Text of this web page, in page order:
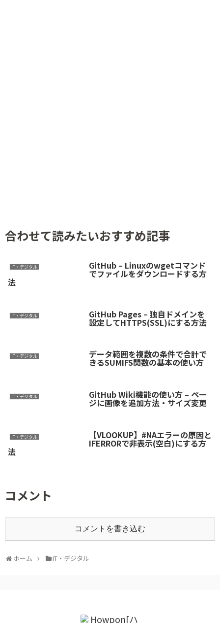
合わせて読みたいおすすめ記事
IT・デジタル GitHub – Linuxのwgetコマンド
でファイルをダウンロードする方
法
IT・デジタル GitHub Pages – 独自ドメインを
設定してHTTPS(SSL)にする方法
IT・デジタル データ範囲を複数の条件で合計で
きるSUMIFS関数の基本の使い方
IT・デジタル GitHub Wiki機能の使い方 – ペー
ジに画像を追加方法・サイズ変更
IT・デジタル 【VLOOKUP】#NAエラーの原因と
IFERRORで非表示(空白)にする方
法
コメント
コメントを書き込む
ホーム IT・デジタル